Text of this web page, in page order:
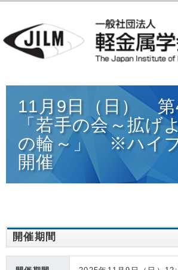
11月9日（日） 第
「若手の会～拡げ
の輪～」 ※ハイ
開催
開催期間